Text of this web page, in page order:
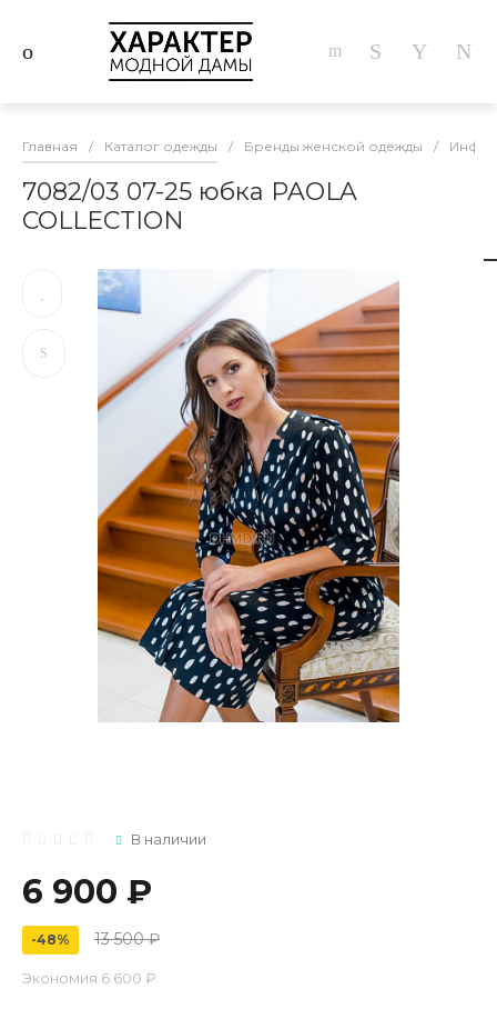
Главная / Каталог одежды / Бренды женской одежды /
7082/03 07-25 юбка PAOLA
COLLECTION
В наличии
6 900 ₽
-48% 13 500 ₽
Экономия 6 600 ₽